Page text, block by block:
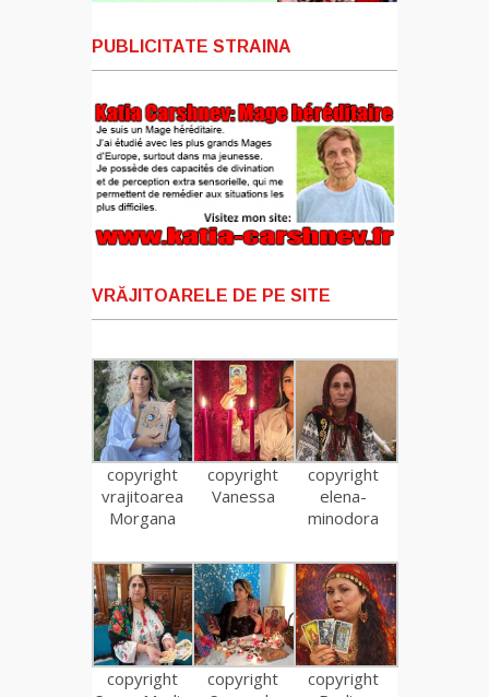
PUBLICITATE STRAINA
VRĂJITOARELE DE PE SITE
copyright
vrajitoarea
Morgana
copyright
Vanessa
copyright
elena-
minodora
copyright
copyright
copyright